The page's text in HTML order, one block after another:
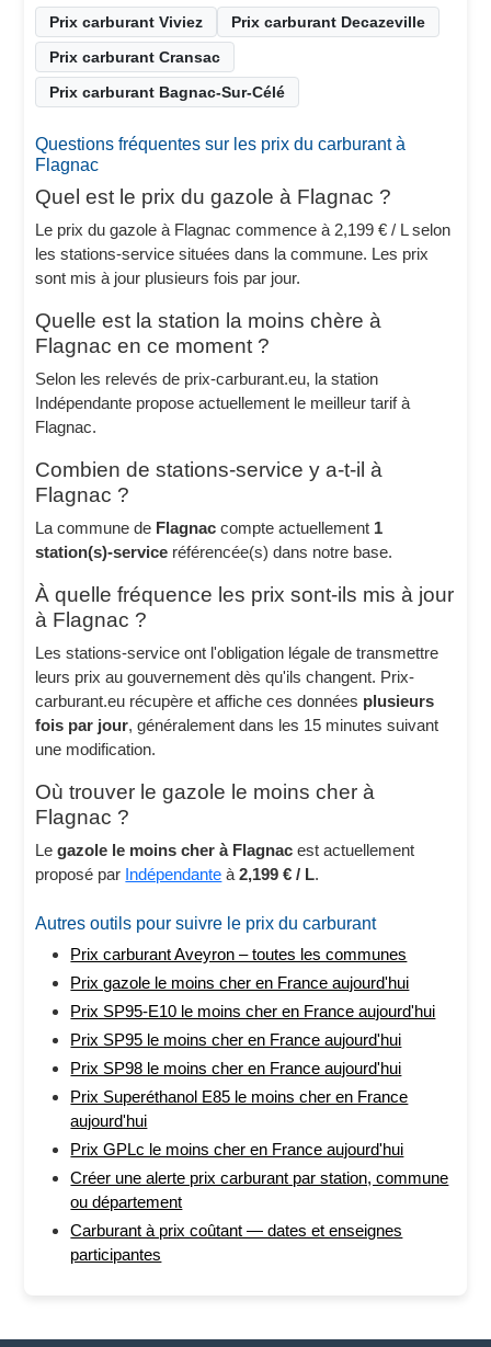
Prix carburant Viviez
Prix carburant Decazeville
Prix carburant Cransac
Prix carburant Bagnac-Sur-Célé
Questions fréquentes sur les prix du carburant à
Flagnac
Quel est le prix du gazole à Flagnac ?
Le prix du gazole à Flagnac commence à 2,199 € / L selon
les stations-service situées dans la commune. Les prix
sont mis à jour plusieurs fois par jour.
Quelle est la station la moins chère à
Flagnac en ce moment ?
Selon les relevés de prix-carburant.eu, la station
Indépendante propose actuellement le meilleur tarif à
Flagnac.
Combien de stations-service y a-t-il à
Flagnac ?
La commune de Flagnac compte actuellement 1
station(s)-service référencée(s) dans notre base.
À quelle fréquence les prix sont-ils mis à jour
à Flagnac ?
Les stations-service ont l'obligation légale de transmettre
leurs prix au gouvernement dès qu'ils changent. Prix-
carburant.eu récupère et affiche ces données plusieurs
fois par jour, généralement dans les 15 minutes suivant
une modification.
Où trouver le gazole le moins cher à
Flagnac ?
Legazole le moins cher à Flagnac est actuellement
proposé par Indépendante à2,199 € / L.
Autres outils pour suivre le prix du carburant
Prix carburant Aveyron – toutes les communes
Prix gazole le moins cher en France aujourd'hui
Prix SP95-E10 le moins cher en France aujourd'hui
Prix SP95 le moins cher en France aujourd'hui
Prix SP98 le moins cher en France aujourd'hui
Prix Superéthanol E85 le moins cher en France
aujourd'hui
Prix GPLc le moins cher en France aujourd'hui
Créer une alerte prix carburant par station, commune
ou département
Carburant à prix coûtant — dates et enseignes
participantes